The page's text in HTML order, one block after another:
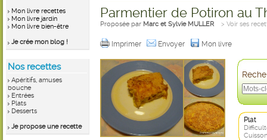
Mon livre recettes
Mon livre jardin
Mon livre bien-être
Je crée mon blog !
Nos recettes
Apéritifs, amuses
bouche
Entrées
Plats
Desserts
Je propose une recette
Parmentier de Potiron au
Proposée par Marc et Sylvie MULLER > Voir ses
Imprimer Envoyer Mon livre
Plat